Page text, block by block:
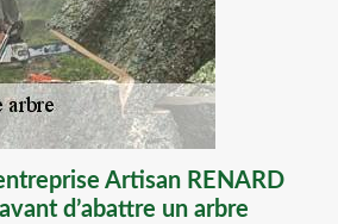
Artisan RENARD
d’abattre un arbre